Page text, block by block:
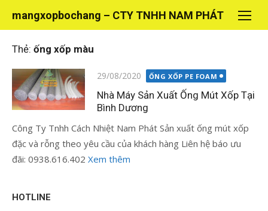
dung
mangxopbochang – CTY TNHH NAM PHÁT
Thẻ: ống xốp màu
Đăng
vào
29/08/2020 ỐNG XỐP PE FOAM
Nhà Máy Sản Xuất Ống Mút Xốp Tại
Bình Dương
Công Ty Tnhh Cách Nhiệt Nam Phát Sản xuất ống mút xốp
đặc và rỗng theo yêu cầu của khách hàng Liên hệ báo ưu
đãi: 0938.616.402 Xem thêm
HOTLINE